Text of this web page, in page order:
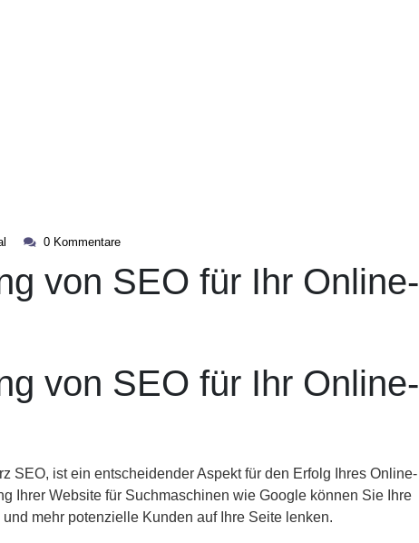
performixdigital
0 Kommentare
von SEO für Ihr Online-
von SEO für Ihr Online-
SEO, ist ein entscheidender Aspekt für den Erfolg Ihres Online-
Ihrer Website für Suchmaschinen wie Google können Sie Ihre
mehr potenzielle Kunden auf Ihre Seite lenken.